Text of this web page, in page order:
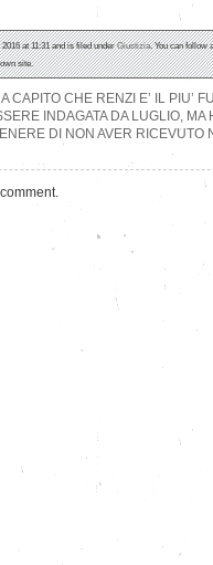
at 11:31 and is filed underGiustizia. You can follow
site.
CAPITO CHE RENZI E’ IL PIU’
INDAGATA DA LUGLIO, MA
DI NON AVER RICEVUTO